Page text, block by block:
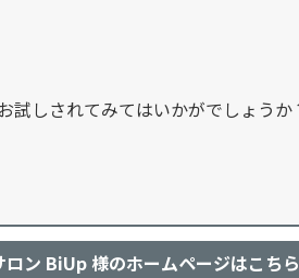
試しされてみてはいかがでしょうか
ン BiUp 様のホームページはこちら